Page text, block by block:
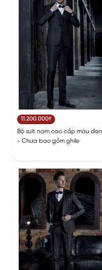
11.200.000₫
Bộ suit nam cao cấp màu đen
- Chưa bao gồm ghile